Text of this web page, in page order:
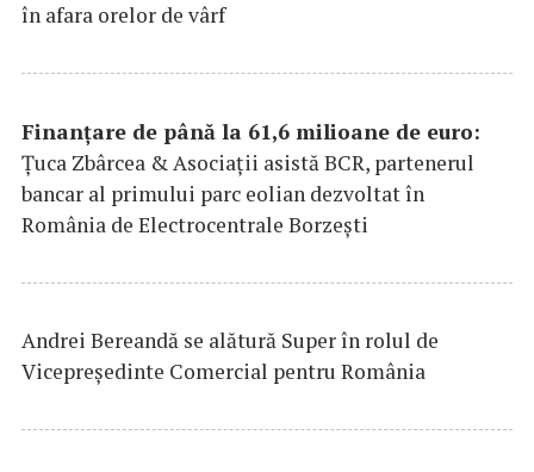
în afara orelor de vârf
Finanțare de până la 61,6 milioane de euro:
Țuca Zbârcea & Asociații asistă BCR, partenerul
bancar al primului parc eolian dezvoltat în
România de Electrocentrale Borzești
Andrei Bereandă se alătură Super în rolul de
Vicepreședinte Comercial pentru România